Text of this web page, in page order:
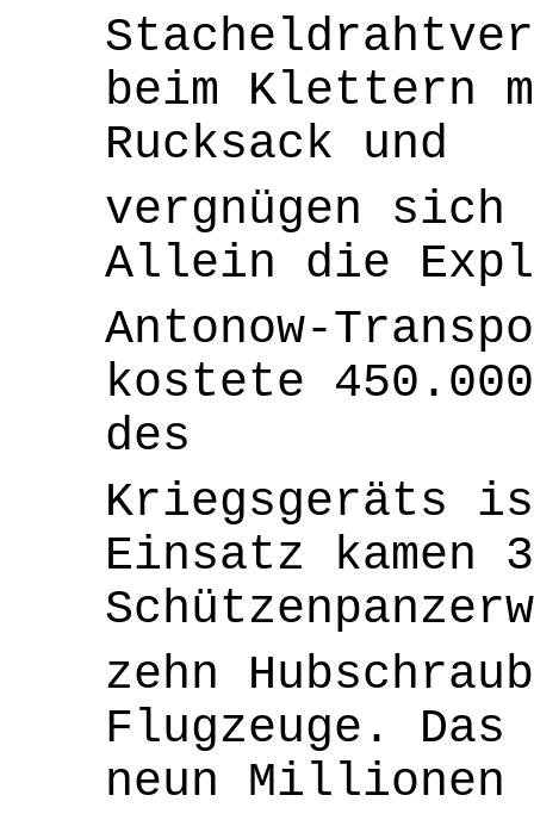
beim Klettern
Rucksack und
vergnügen sich
Allein die
Antonow-
kostete
des
Kriegsgeräts
Einsatz kamen
zehn
Flugzeuge.
neun